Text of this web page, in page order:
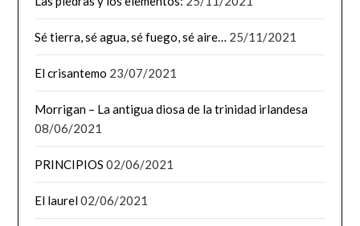
Sé tierra, sé agua, sé fuego, sé aire… 25/11/2021
El crisantemo 23/07/2021
Morrigan – La antigua diosa de la trinidad irlandesa
08/06/2021
PRINCIPIOS 02/06/2021
El laurel02/06/2021